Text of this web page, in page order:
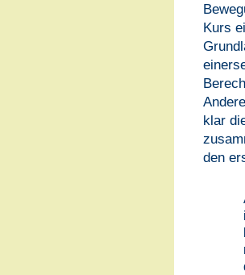
Kurs
klar
den